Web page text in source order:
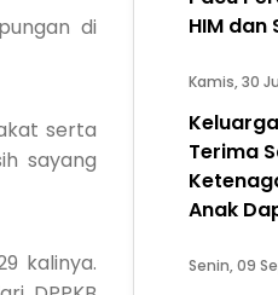
di
serta
sayang
kalinya.
HIM
Kamis, 30
Terima
Anak
Senin, 09